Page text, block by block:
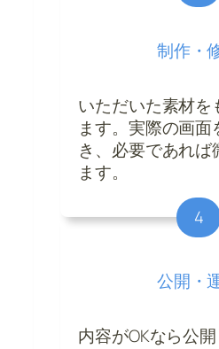
制作・
いただいた素材を
ます。実際の画
き、必要であれ
ます。
4
公開・
内容がOKなら公